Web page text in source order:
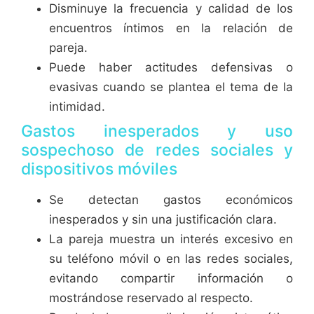
Disminuye la frecuencia y calidad de los
encuentros íntimos en la relación de
pareja.
Puede haber actitudes defensivas o
evasivas cuando se plantea el tema de la
intimidad.
Gastos inesperados y uso
sospechoso de redes sociales y
dispositivos móviles
Se detectan gastos económicos
inesperados y sin una justificación clara.
La pareja muestra un interés excesivo en
su teléfono móvil o en las redes sociales,
evitando compartir información o
mostrándose reservado al respecto.